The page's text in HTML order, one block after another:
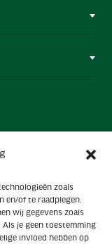
zoals
en/of te raadplegen.
wij gegevens zoals
je geen toestemming
invloed hebben op
Powered by